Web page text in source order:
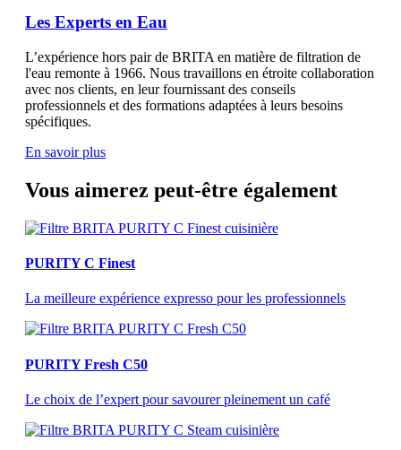
Les Experts en Eau
L’expérience hors pair de BRITA en matière de filtration de
l'eau remonte à 1966. Nous travaillons en étroite collaboration
avec nos clients, en leur fournissant des conseils
professionnels et des formations adaptées à leurs besoins
spécifiques.
En savoir plus
Vous aimerez peut-être également
PURITY C Finest
La meilleure expérience expresso pour les professionnels
PURITY Fresh C50
Le choix de l’expert pour savourer pleinement un café